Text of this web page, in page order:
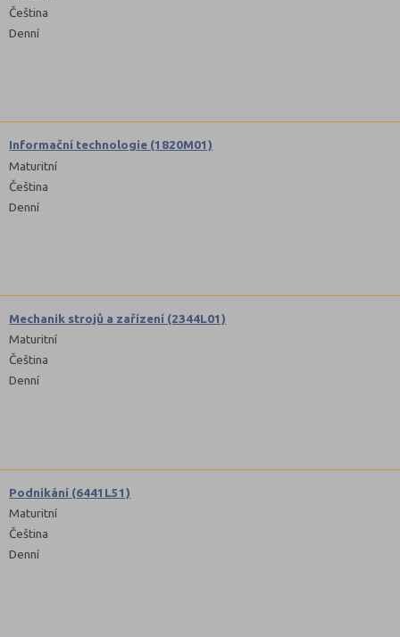
Čeština
Denní
Informační technologie (1820M01)
Maturitní
Čeština
Denní
Mechanik strojů a zařízení (2344L01)
Maturitní
Čeština
Denní
Podnikání (6441L51)
Maturitní
Čeština
Denní